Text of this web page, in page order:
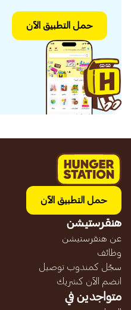
حمل التطبيق الآن
حمل التطبيق الآن
هنقرستيشن
عن هنقرستيشن
وظائف
سجّل كمندوب توصيل
انضم الآن كشريك
متواجدين في